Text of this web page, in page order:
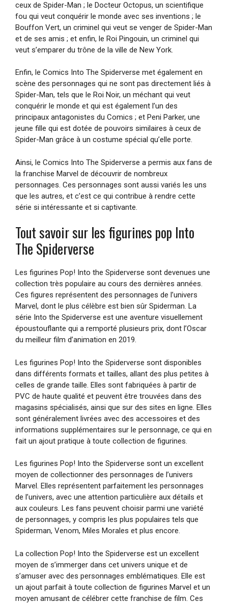
ceux de Spider-Man ; le Docteur Octopus, un scientifique
fou qui veut conquérir le monde avec ses inventions ; le
Bouffon Vert, un criminel qui veut se venger de Spider-Man
et de ses amis ; et enfin, le Roi Pingouin, un criminel qui
veut s’emparer du trône de la ville de New York.
Enfin, le Comics Into The Spiderverse met également en
scène des personnages qui ne sont pas directement liés à
Spider-Man, tels que le Roi Noir, un méchant qui veut
conquérir le monde et qui est également l’un des
principaux antagonistes du Comics ; et Peni Parker, une
jeune fille qui est dotée de pouvoirs similaires à ceux de
Spider-Man grâce à un costume spécial qu’elle porte.
Ainsi, le Comics Into The Spiderverse a permis aux fans de
la franchise Marvel de découvrir de nombreux
personnages. Ces personnages sont aussi variés les uns
que les autres, et c’est ce qui contribue à rendre cette
série si intéressante et si captivante.
Tout savoir sur les figurines pop Into
The Spiderverse
Les figurines Pop! Into the Spiderverse sont devenues une
collection très populaire au cours des dernières années.
Ces figures représentent des personnages de l’univers
Marvel, dont le plus célèbre est bien sûr Spiderman. La
série Into the Spiderverse est une aventure visuellement
époustouflante qui a remporté plusieurs prix, dont l’Oscar
du meilleur film d’animation en 2019.
Les figurines Pop! Into the Spiderverse sont disponibles
dans différents formats et tailles, allant des plus petites à
celles de grande taille. Elles sont fabriquées à partir de
PVC de haute qualité et peuvent être trouvées dans des
magasins spécialisés, ainsi que sur des sites en ligne. Elles
sont généralement livrées avec des accessoires et des
informations supplémentaires sur le personnage, ce qui en
fait un ajout pratique à toute collection de figurines.
Les figurines Pop! Into the Spiderverse sont un excellent
moyen de collectionner des personnages de l’univers
Marvel. Elles représentent parfaitement les personnages
de l’univers, avec une attention particulière aux détails et
aux couleurs. Les fans peuvent choisir parmi une variété
de personnages, y compris les plus populaires tels que
Spiderman, Venom, Miles Morales et plus encore.
La collection Pop! Into the Spiderverse est un excellent
moyen de s’immerger dans cet univers unique et de
s’amuser avec des personnages emblématiques. Elle est
un ajout parfait à toute collection de figurines Marvel et un
moyen amusant de célébrer cette franchise de film. Ces